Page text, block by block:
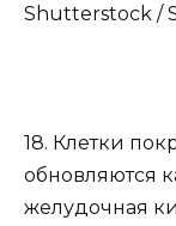
Shutterstock /
18. Клетки
обновляются
желудочная